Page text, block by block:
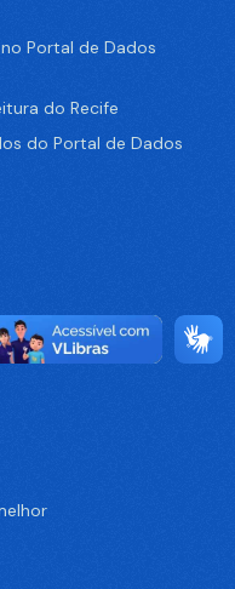
Portal de Dados
do Recife
do Portal de Dados